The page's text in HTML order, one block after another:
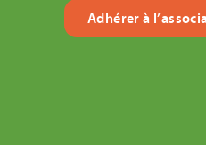
Adhérer à